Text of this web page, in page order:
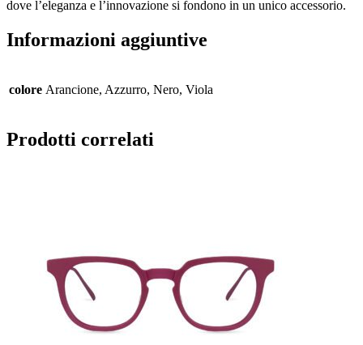
dove l’eleganza e l’innovazione si fondono in un unico accessorio.
Informazioni aggiuntive
colore Arancione, Azzurro, Nero, Viola
Prodotti correlati